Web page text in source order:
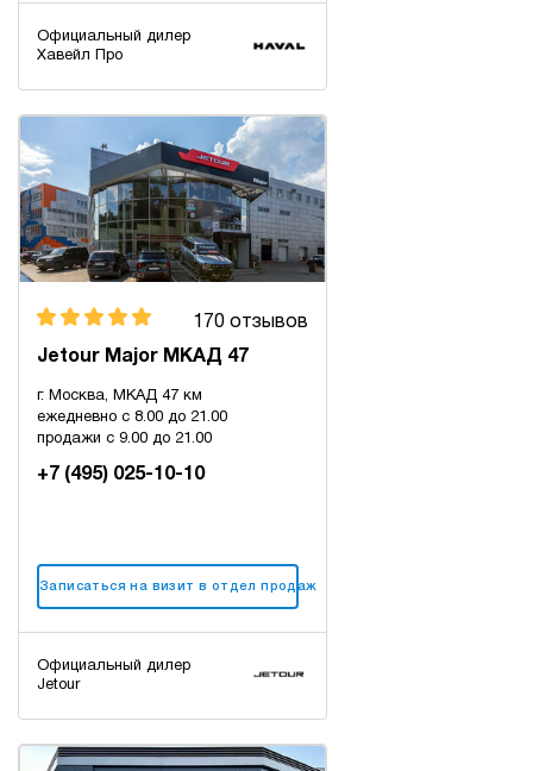
Официальный дилер
Хавейл Про
170 отзывов
Jetour Major МКАД 47
г. Москва, МКАД 47 км
ежедневно с 8.00 до 21.00
продажи с 9.00 до 21.00
+7 (495) 025-10-10
Записаться на визит в отдел продаж
Официальный дилер
Jetour